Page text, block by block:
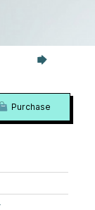
Purchase